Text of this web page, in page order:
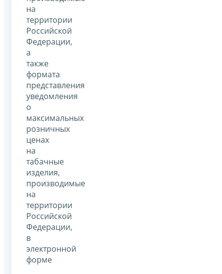
на
территории
Российской
Федерации,
а
также
формата
представления
уведомления
о
максимальных
розничных
ценах
на
табачные
изделия,
производимые
на
территории
Российской
Федерации,
в
электронной
форме